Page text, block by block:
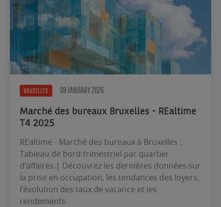
BRUXELLES 09 JANUARY 2026
Marché des bureaux Bruxelles - REaltime
T4 2025
REaltime - Marché des bureaux à Bruxelles :
Tableau de bord trimestriel par quartier
d’affaires | Découvrez les dernières données sur
la prise en occupation, les tendances des loyers,
l’évolution des taux de vacance et les
rendements